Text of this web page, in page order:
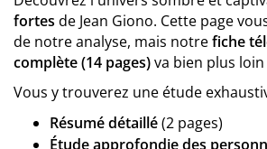
fortes de Jean Giono. Cette page
de notre analyse, mais notrefiche
complète (14 pages)va bien plus loin
Vous y trouverez une étude
Résumé détaillé(2 pages)
Étude approfondie des